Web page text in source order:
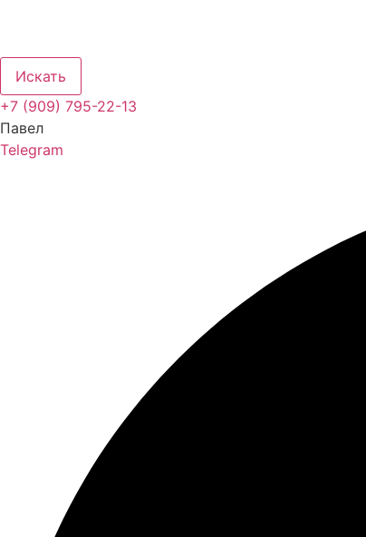
Искать
+7 (909) 795-22-13
Павел
Telegram